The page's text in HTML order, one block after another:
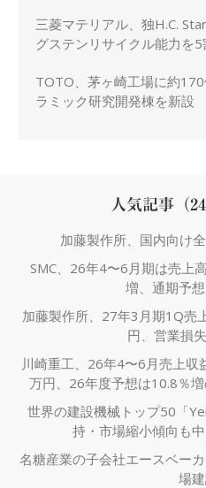
三菱マテリアル、独H.C.
グステンリサイクル能力を5
TOTO、茅ヶ崎工場に約
ラミック研究開発棟を新設
人気記事（
加藤製作所、国内向け
SMC、26年4〜6月期は売上
増、通期予
加藤製作所、27年3月期1Q売
円、営業損
川崎重工、26年4〜6月売上
万円、26年度予想は10.8％
世界の建設機械トップ50「
持・市場縮小傾向も
名糖産業の子会社エースベー
場